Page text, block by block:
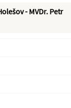
- MVDr. Petr